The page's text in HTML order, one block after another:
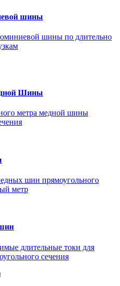
шины
шины по длительно
Шины
метра медной шины
шин прямоугольного
метр
длительные токи для
сечения